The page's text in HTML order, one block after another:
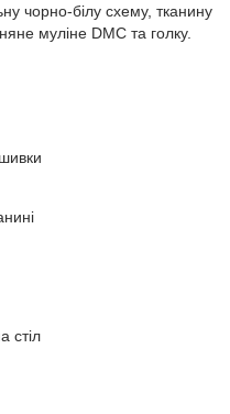
чорно-білу схему, тканину
муліне DMC та голку.
стіл